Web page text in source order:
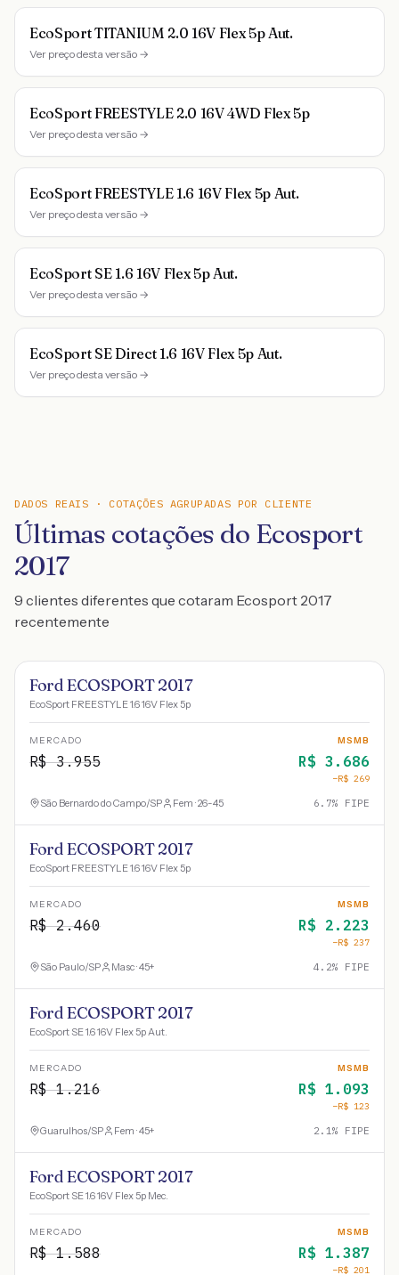
EcoSport TITANIUM 2.0 16V Flex 5p Aut.
Ver preço desta versão →
EcoSport FREESTYLE 2.0 16V 4WD Flex 5p
Ver preço desta versão →
EcoSport FREESTYLE 1.6 16V Flex 5p Aut.
Ver preço desta versão →
EcoSport SE 1.6 16V Flex 5p Aut.
Ver preço desta versão →
EcoSport SE Direct 1.6 16V Flex 5p Aut.
Ver preço desta versão →
DADOS REAIS · COTAÇÕES AGRUPADAS POR CLIENTE
Últimas cotações do Ecosport
2017
9 clientes diferentes que cotaram Ecosport 2017
recentemente
Ford ECOSPORT 2017
EcoSport FREESTYLE 1.6 16V Flex 5p
MERCADO
R$3.955
MSMB
R$ 3.686
−R$ 269
São Bernardo do Campo/SP Fem · 26-45 6.7% FIPE
Ford ECOSPORT 2017
EcoSport FREESTYLE 1.6 16V Flex 5p
MERCADO
R$2.460
MSMB
R$ 2.223
−R$ 237
São Paulo/SP Masc · 45+ 4.2% FIPE
Ford ECOSPORT 2017
EcoSport SE 1.6 16V Flex 5p Aut.
MERCADO
R$1.216
MSMB
R$ 1.093
−R$ 123
Guarulhos/SP Fem · 45+ 2.1% FIPE
Ford ECOSPORT 2017
EcoSport SE 1.6 16V Flex 5p Mec.
MERCADO
R$1.588
MSMB
R$ 1.387
−R$ 201